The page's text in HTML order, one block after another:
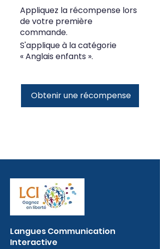
Appliquez la récompense lors
de votre première
commande.
Obtenir une récompense
S'applique à la catégorie
« Anglais enfants ».
LanguesCommunication
Interactive